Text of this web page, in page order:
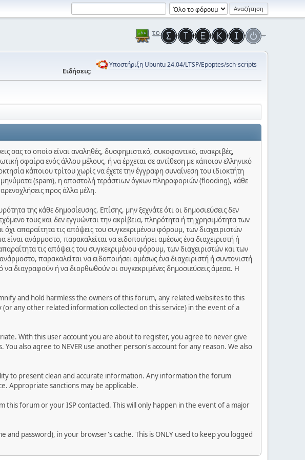
Ειδήσεις:
Υποστήριξη Ubuntu 24.04/LTSP/Epoptes/sch-scripts
σας το οποίο είναι αναληθές, δυσφημιστικό, συκοφαντικό, ανακριβές,
σφαίρα ενός άλλου μέλους, ή να έρχεται σε αντίθεση με κάποιον ελληνικό
κάποιου τρίτου χωρίς να έχετε την έγγραφη συναίνεση του ιδιοκτήτη
(spam), η αποστολή τεράστιων όγκων πληροφοριών (flooding), κάθε
προς άλλα μέλη.
της κάθε δημοσίευσης. Επίσης, μην ξεχνάτε ότι οι δημοσιεύσεις δεν
τους και δεν εγγυώνται την ακρίβεια, πληρότητα ή τη χρησιμότητα των
απαραίτητα τις απόψεις του συγκεκριμένου φόρουμ, των διαχειριστών
ανάρμοστο, παρακαλείται να ειδοποιήσει αμέσως ένα διαχειριστή ή
τις απόψεις του συγκεκριμένου φόρουμ, των διαχειριστών και των
παρακαλείται να ειδοποιήσει αμέσως ένα διαχειριστή ή συντονιστή
να διαγραφούν ή να διορθωθούν οι συγκεκριμένες δημοσιεύσεις άμεσα. Η
and hold harmless the owners of this forum, any related websites to this
any other related information collected on this service) in the event of a
With this user account you are about to register, you agree to never give
also agree to NEVER use another person's account for any reason. We also
to present clean and accurate information. Any information the forum
Appropriate sanctions may be applicable.
forum or your ISP contacted. This will only happen in the event of a major
password), in your browser's cache. This is ONLY used to keep you logged